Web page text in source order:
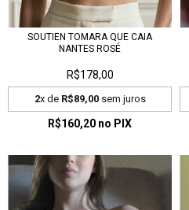
SOUTIEN TOMARA QUE CAIA
NANTES ROSÉ
R$178,00
2x de R$89,00sem juros
R$160,20 no PIX